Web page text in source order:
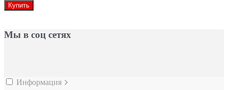
Купить
Мы в соц сетях
Информация